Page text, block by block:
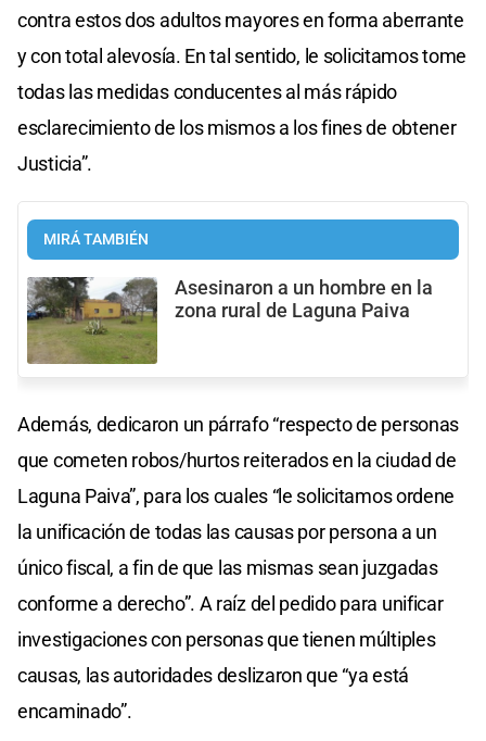
contra estos dos adultos mayores en forma aberrante
y con total alevosía. En tal sentido, le solicitamos tome
todas las medidas conducentes al más rápido
esclarecimiento de los mismos a los fines de obtener
Justicia”.
MIRÁ TAMBIÉN
Asesinaron a un hombre en la
zona rural de Laguna Paiva
Además, dedicaron un párrafo “respecto de personas
que cometen robos/hurtos reiterados en la ciudad de
Laguna Paiva”, para los cuales “le solicitamos ordene
la unificación de todas las causas por persona a un
único fiscal, a fin de que las mismas sean juzgadas
conforme a derecho”. A raíz del pedido para unificar
investigaciones con personas que tienen múltiples
causas, las autoridades deslizaron que “ya está
encaminado”.